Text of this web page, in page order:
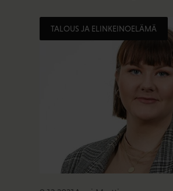
TALOUS JA ELINKEINOELÄMÄ